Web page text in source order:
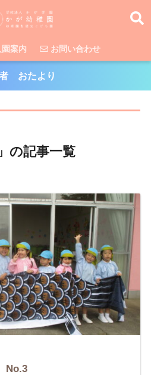
園案内 お問い合わせ
おたより
の記事一覧
No.3